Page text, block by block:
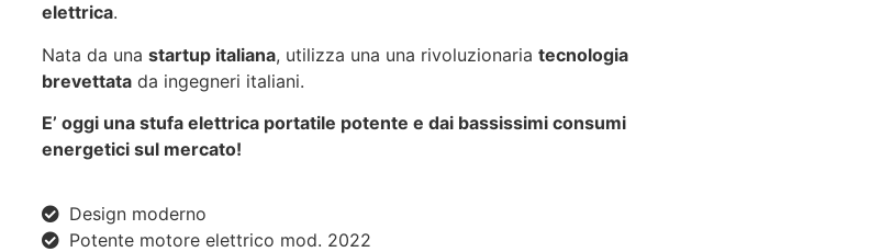
elettrica.
Nata da una startup italiana, utilizza una una rivoluzionaria tecnologia
brevettata da ingegneri italiani.
E’ oggi una stufa elettrica portatile potente e dai bassissimi consumi
energetici sul mercato!
Design moderno
Potente motore elettrico mod. 2022